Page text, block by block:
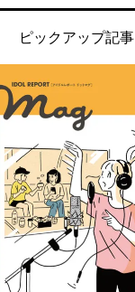
ピックアップ記事